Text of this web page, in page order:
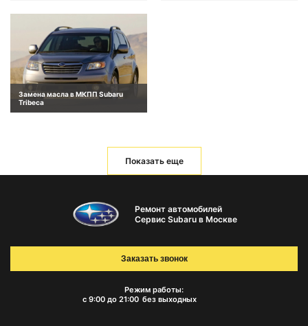
Замена масла в МКПП Subaru
Tribeca
Показать еще
Ремонт автомобилей
Сервис Subaru в Москве
Режим работы:
с 9:00 до 21:00 без выходных
Заказать звонок